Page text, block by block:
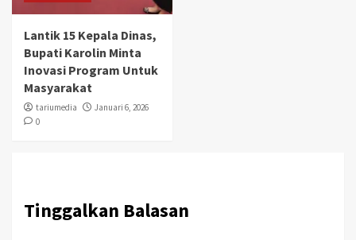
Lantik 15 Kepala Dinas,
Bupati Karolin Minta
Inovasi Program Untuk
Masyarakat
tariumedia
Januari 6, 2026
0
Tinggalkan Balasan